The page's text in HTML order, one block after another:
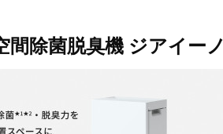
間除菌脱臭機 ジアイーノ